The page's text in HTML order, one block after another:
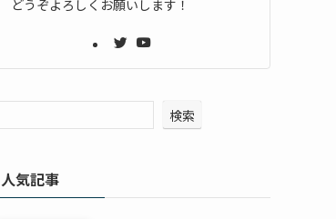
どうぞよろしくお願いします！
検索
人気記事